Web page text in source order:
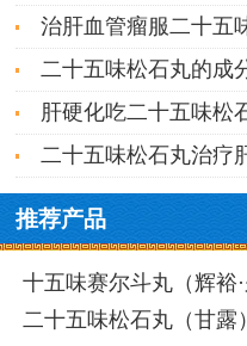
治肝血管瘤服二十五
二十五味松石丸的成
肝硬化吃二十五味松
二十五味松石丸治疗
推荐产品
十五味赛尔斗丸（辉裕·
二十五味松石丸（甘露）